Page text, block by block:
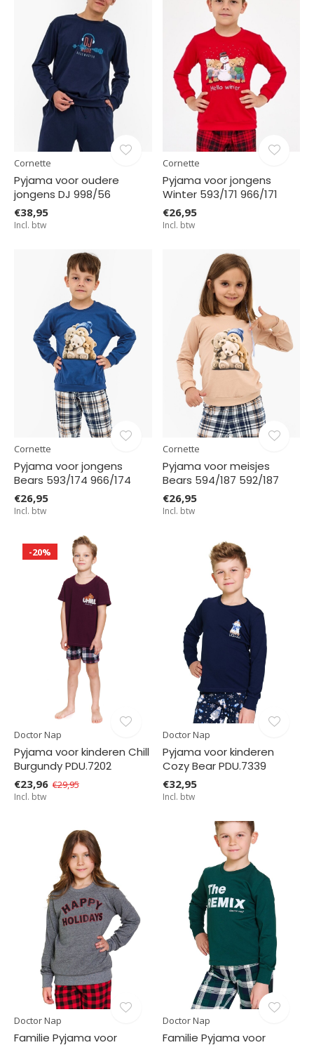
Cornette
Pyjama voor oudere
jongens DJ 998/56
€38,95
Incl. btw
Cornette
Pyjama voor jongens
Winter 593/171 966/171
€26,95
Incl. btw
Cornette
Pyjama voor jongens
Bears 593/174 966/174
€26,95
Incl. btw
Cornette
Pyjama voor meisjes
Bears 594/187 592/187
€26,95
Incl. btw
-20%
Doctor Nap
Pyjama voor kinderen Chill
Burgundy PDU.7202
€23,96 €29,95
Incl. btw
Doctor Nap
Pyjama voor kinderen
Cozy Bear PDU.7339
€32,95
Incl. btw
Doctor Nap
Familie Pyjama voor
Doctor Nap
Familie Pyjama voor